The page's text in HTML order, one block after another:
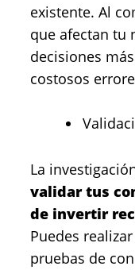
existente. Al
que afectan tu
decisiones
costosos
La
validar tus
de invertir
Puedes
pruebas de